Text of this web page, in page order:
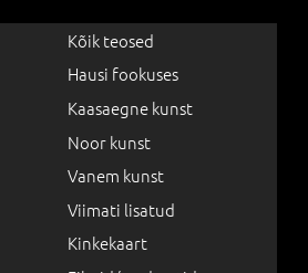
Kõik teosed
Hausi fookuses
Kaasaegne kunst
Noor kunst
Vanem kunst
Viimati lisatud
Kinkekaart